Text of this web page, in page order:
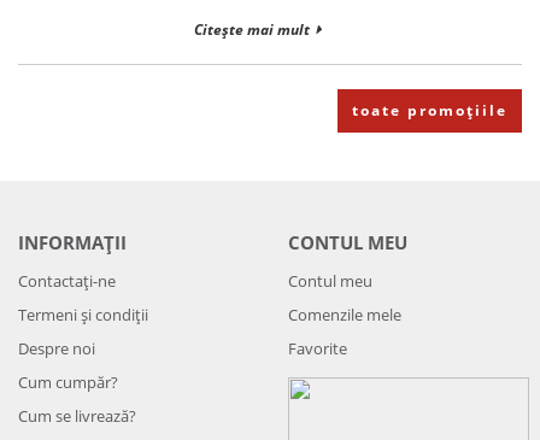
Citește mai mult
toate promoțiile
INFORMAȚII
Contactați-ne
Termeni și condiții
Despre noi
Cum cumpăr?
Cum se livrează?
CONTUL MEU
Contul meu
Comenzile mele
Favorite